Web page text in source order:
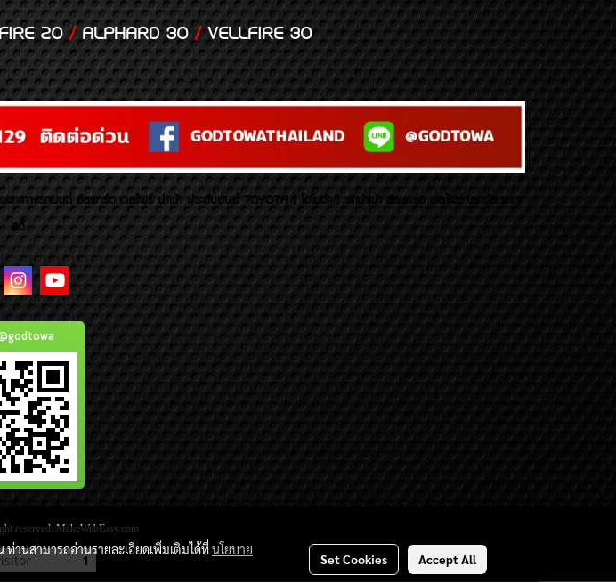
20/ALPHARD 30/VELLFIRE 30
ทางรถยนต์ อัลพาร์ด เวลไฟร์ นำเข้า ประดับยนต์ TOYOTA ( โตโยต้า ) รถนำเข้า อัลพาร์ด เวลไฟร์ เลกซัส มาเจ
สตี้
reserved. MakeWebEasy.com
1
านสามารถอ่านรายละเอียดเพิ่มเติมได้ที่นโยบาย
Set Cookies Accept All